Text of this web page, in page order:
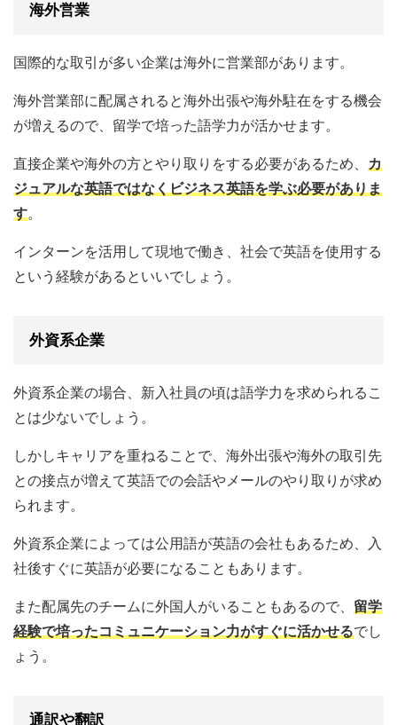
海外営業
国際的な取引が多い企業は海外に営業部があります。
海外営業部に配属されると海外出張や海外駐在をする機会
が増えるので、留学で培った語学力が活かせます。
直接企業や海外の方とやり取りをする必要があるため、
カ
ジュアルな英語ではなくビジネス英語を学ぶ必要がありま
す。
インターンを活用して現地で働き、社会で英語を使用する
という経験があるといいでしょう。
外資系企業
外資系企業の場合、新入社員の頃は語学力を求められるこ
とは少ないでしょう。
しかしキャリアを重ねることで、海外出張や海外の取引先
との接点が増えて英語での会話やメールのやり取りが求め
られます。
外資系企業によっては公用語が英語の会社もあるため、入
社後すぐに英語が必要になることもあります。
また配属先のチームに外国人がいることもあるので、 留学
経験で培ったコミュニケーション力がすぐに活かせるでし
ょう。
通訳や翻訳